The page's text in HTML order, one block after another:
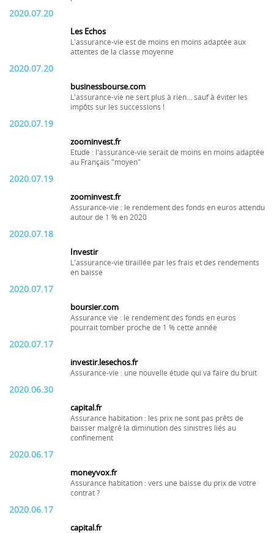
2020.07.20
Les Echos
L'assurance-vie est de moins en moins adaptée aux
attentes de la classe moyenne
2020.07.20
businessbourse.com
L'assurance-vie ne sert plus à rien... sauf à éviter les
impôts sur les successions !
2020.07.19
zoominvest.fr
Etude : l'assurance-vie serait de moins en moins adaptée
au Français "moyen"
2020.07.19
zoominvest.fr
Assurance-vie : le rendement des fonds en euros attendu
autour de 1 % en 2020
2020.07.18
Investir
L'assurance-vie tiraillée par les frais et des rendements
en baisse
2020.07.17
boursier.com
Assurance vie : le rendement des fonds en euros
pourrait tomber proche de 1 % cette année
2020.07.17
investir.lesechos.fr
Assurance-vie : une nouvelle étude qui va faire du bruit
2020.06.30
capital.fr
Assurance habitation : les prix ne sont pas prêts de
baisser malgré la diminution des sinistres liés au
confinement
2020.06.17
moneyvox.fr
Assurance habitation : vers une baisse du prix de votre
contrat ?
2020.06.17
capital.fr